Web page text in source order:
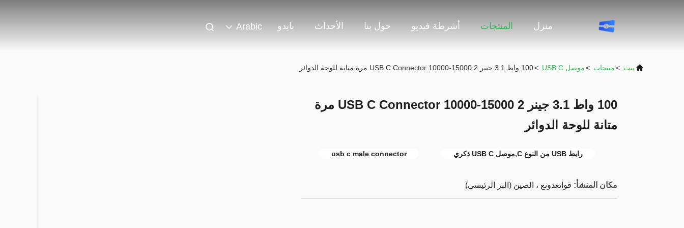
منزل المنتجات أشرطة فيديو حول بنا الأحداث بايدو Arabic
بيت >منتجات >موصل USB C >100 واط 3.1 جينر 2 USB C Connector 10000-15000 مرة متانة للوحة الدوائر
100 واط 3.1 جينر 2 USB C Connector 10000-15000 مرة
متانة للوحة الدوائر
رابط USB من النوع C,موصل USB C ذكري usb c male connector
مكان المنشأ: قوانغدونغ ، الصين (البر الرئيسي)